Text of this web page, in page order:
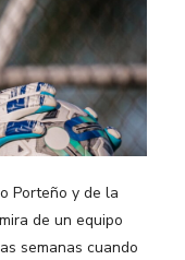
Porteño y de la
de un equipo
semanas cuando